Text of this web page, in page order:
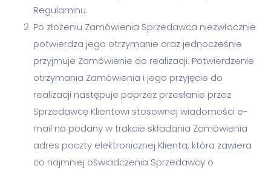
Regulaminu.
Po złożeniu Zamówienia Sprzedawca niezwłocznie
potwierdza jego otrzymanie oraz jednocześnie
przyjmuje Zamówienie do realizacji. Potwierdzenie
otrzymania Zamówienia i jego przyjęcie do
realizacji następuje poprzez przesłanie przez
Sprzedawcę Klientowi stosownej wiadomości e-
mail na podany w trakcie składania Zamówienia
adres poczty elektronicznej Klienta, która zawiera
co najmniej oświadczenia Sprzedawcy o